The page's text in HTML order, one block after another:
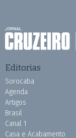
Editorias
Sorocaba
Agenda
Artigos
Brasil
Canal 1
Casa e Acabamento